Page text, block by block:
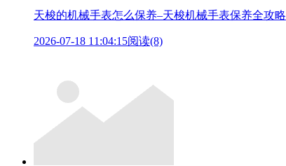
天梭的机械手表怎么保养–天梭机械手表保养全攻略
2026-07-18 11:04:15阅读(8)